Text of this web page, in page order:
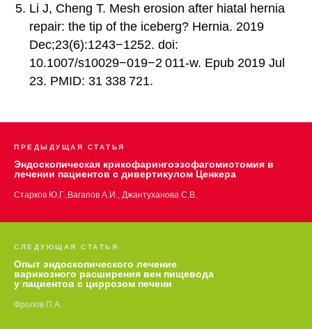
Li J, Cheng T. Mesh erosion after hiatal hernia
repair: the tip of the iceberg? Hernia. 2019
Dec;23(6):1243−1252. doi:
10.1007/s10029−019−2 011-w. Epub 2019 Jul
23. PMID: 31 338 721.
ПРЕДЫДУЩАЯ СТАТЬЯ
Эндоскопическая крикофарингоэзофагомиотомия в
лечении пациентов с дивертикулом Ценкера
Старков Ю.Г.,Вагапов А.И., Джантуханова С.В.
СЛЕДУЮЩАЯ СТАТЬЯ
Опыт эндоскопического лечение
варикозного расширения вен пищевода
у пациентов с циррозом печени
Фролов П.А.